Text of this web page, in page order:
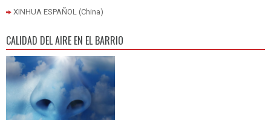
XINHUA ESPAÑOL (China)
CALIDAD DEL AIRE EN EL BARRIO